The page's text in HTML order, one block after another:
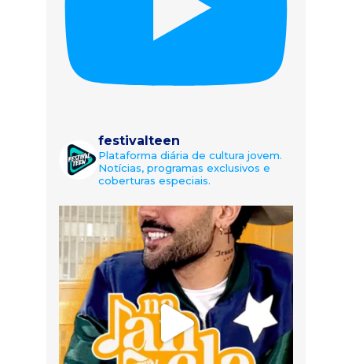
festivalteen
Plataforma diária de cultura jovem.
Notícias, programas exclusivos e
coberturas especiais.